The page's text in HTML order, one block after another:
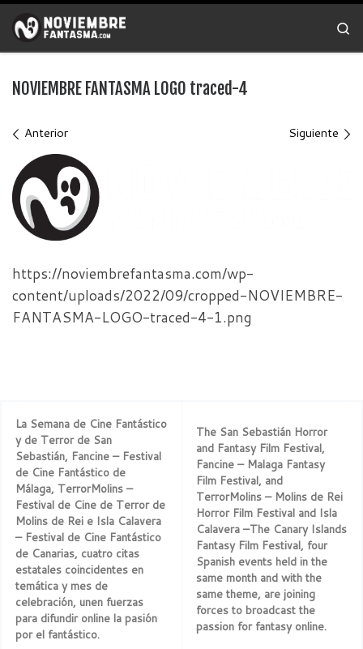
Saltar al contenido
NOVIEMBRE FANTASMA LOGO traced-4
Navegación de imágenes
Anterior Siguiente
https://noviembrefantasma.com/wp-
content/uploads/2022/09/cropped-NOVIEMBRE-
FANTASMA-LOGO-traced-4-1.png
La Semana de Cine Fantástico
y de Terror de San
Sebastián, Fancine – Festival
de Cine Fantástico de
Málaga, TerrorMolins –
Festival de Cine de Terror de
Molins de Rei e Isla Calavera
– Festival de Cine Fantástico
de Canarias, cuatro citas
estatales coincidentes en
temática y mes de
celebración, unen fuerzas
para difundir online la pasión
por el fantástico.
The San Sebastián Horror
and Fantasy Film Festival,
Fancine – Malaga Fantasy
Film Festival, and
TerrorMolins – Molins de Rei
Horror Film Festival and Isla
Calavera –The Canary Islands
Fantasy Film Festival, four
Spanish events held in the
same month and with the
same theme, are joining
forces to broadcast the
passion for fantasy online.